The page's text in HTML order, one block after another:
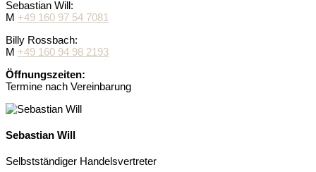
Sebastian Will:
M +49 160 97 54 7081
Billy Rossbach:
M +49 160 94 98 2193
Öffnungszeiten:
Termine nach Vereinbarung
Sebastian Will
Selbstständiger Handelsvertreter